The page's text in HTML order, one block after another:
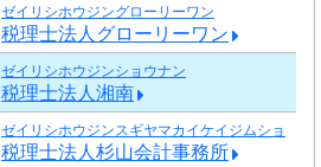
ゼイリシホウジングローリーワン
税理士法人グローリーワン
ゼイリシホウジンショウナン
税理士法人湘南
ゼイリシホウジンスギヤマカイケイジムショ
税理士法人杉山会計事務所